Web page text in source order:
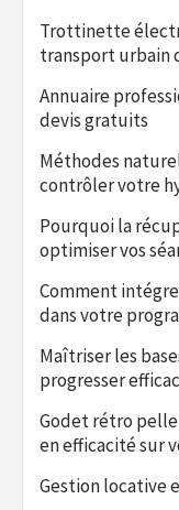
Trottinette
transport urbain
Annuaire
devis gratuits
Méthodes
contrôler votre
Pourquoi la
optimiser vos
Comment
dans votre
Maîtriser les
progresser
Godet rétro
en efficacité sur
Gestion locative